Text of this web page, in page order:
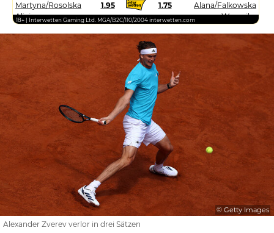
Martyna/Rosolska
Alicja
1.95 1.75
Alana/Falkowska
Weronika
18+ | Interwetten Gaming Ltd. MGA/B2C/110/2004 interwetten.com
© Getty Images
Alexander Zverev verlor in drei Sätzen